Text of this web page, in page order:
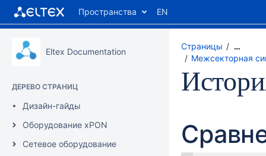
Пространства EN
Eltex Documentation
ДЕРЕВО СТРАНИЦ
Дизайн-гайды
Оборудование xPON
Сетевое оборудование
Страницы …
Межсекторная